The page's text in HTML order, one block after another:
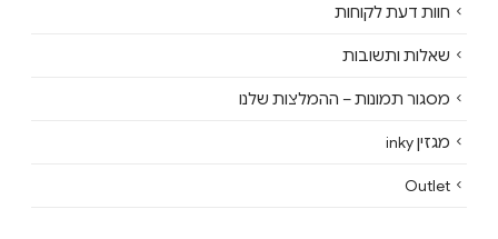
חוות דעת לקוחות
שאלות ותשובות
מסגור תמונות – ההמלצות שלנו
מגזין inky
Outlet